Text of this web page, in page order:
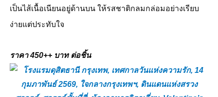
เป็นไส้เนื้อเนียนอยู่ด้านบน ให้รสชาติกลมกล่อมอย่างเรียบ
ง่ายแต่ประทับใจ
ราคา450++ บาท ต่อชิ้น